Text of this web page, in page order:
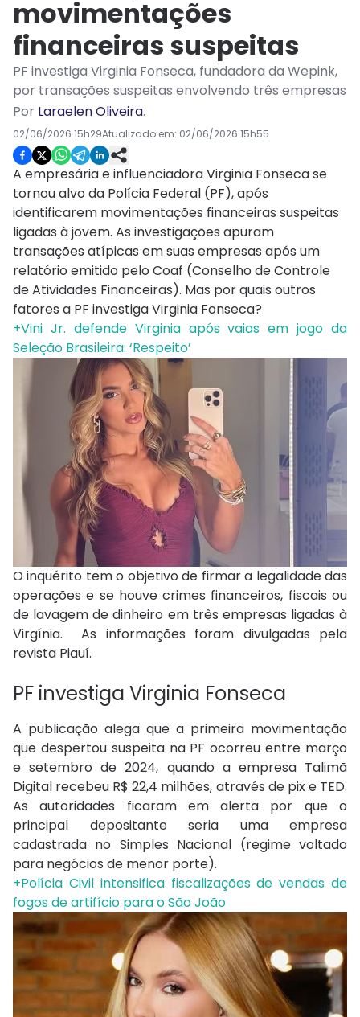
movimentações
financeiras suspeitas
PF investiga Virginia Fonseca, fundadora da Wepink,
por transações suspeitas envolvendo três empresas
Por Laraelen Oliveira.
02/06/2026 15h29Atualizado em: 02/06/2026 15h55
A empresária e influenciadora Virginia Fonseca se
tornou alvo da Polícia Federal (PF), após
identificarem movimentações financeiras suspeitas
ligadas à jovem. As investigações apuram
transações atípicas em suas empresas após um
relatório emitido pelo Coaf (Conselho de Controle
de Atividades Financeiras). Mas por quais outros
fatores a PF investiga Virginia Fonseca?
+Vini Jr. defende Virginia após vaias em jogo da
Seleção Brasileira: ‘Respeito’
O inquérito tem o objetivo de firmar a legalidade das
operações e se houve crimes financeiros, fiscais ou
de lavagem de dinheiro em três empresas ligadas à
Virgínia. As informações foram divulgadas pela
revista Piauí.
PF investiga Virginia Fonseca
A publicação alega que a primeira movimentação
que despertou suspeita na PF ocorreu entre março
e setembro de 2024, quando a empresa Talimã
Digital recebeu R$ 22,4 milhões, através de pix e TED.
As autoridades ficaram em alerta por que o
principal depositante seria uma empresa
cadastrada no Simples Nacional (regime voltado
para negócios de menor porte).
+Polícia Civil intensifica fiscalizações de vendas de
fogos de artifício para o São João